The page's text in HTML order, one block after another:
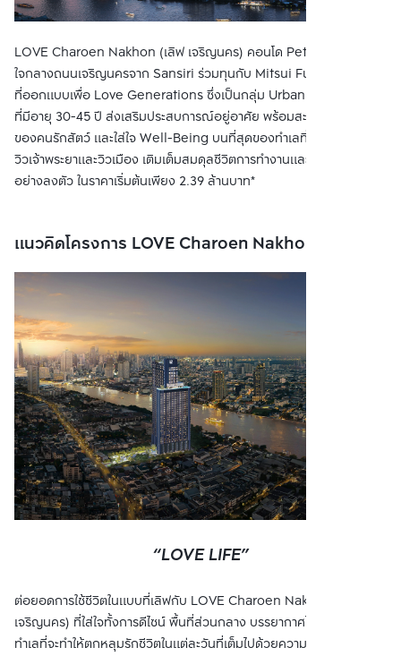
LOVE Charoen Nakhon (เลิฟ เจริญนคร) คอนโด Pet-Friendly
ใจกลางถนนเจริญนครจาก Sansiri ร่วมทุนกับ Mitsui Fudosan (Asia)
ที่ออกแบบเพื่อ Love Generations ซึ่งเป็นกลุ่ม Urban Professional
ที่มีอายุ 30-45 ปี ส่งเสริมประสบการณ์อยู่อาศัย พร้อมสะท้อนอัตลักษณ์
ของคนรักสัตว์ และใส่ใจ Well-Being บนที่สุดของทำเลที่โอบล้อมด้วย
วิวเจ้าพระยาและวิวเมือง เติมเต็มสมดุลชีวิตการทำงานและการพักผ่อน
อย่างลงตัว ในราคาเริ่มต้นเพียง 2.39 ล้านบาท*
แนวคิดโครงการ LOVE Charoen Nakhon
“LOVE LIFE”
ต่อยอดการใช้ชีวิตในแบบที่เลิฟกับ LOVE Charoen Nakhon (เลิฟ
เจริญนคร) ที่ใส่ใจทั้งการดีไซน์ พื้นที่ส่วนกลาง บรรยากาศโดยรอบ และ
ทำเลที่จะทำให้ตกหลุมรักชีวิตในแต่ละวันที่เต็มไปด้วยความหมาย